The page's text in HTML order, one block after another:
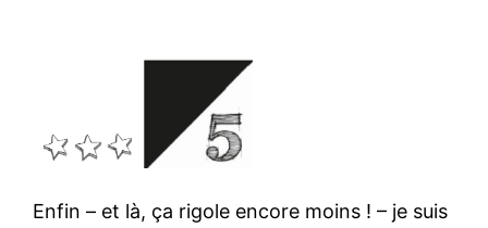
Enfin – et là, ça rigole encore moins ! – je suis